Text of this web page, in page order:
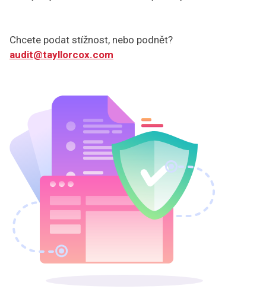
Chcete podat stížnost, nebo podnět?
audit@tayllorcox.com